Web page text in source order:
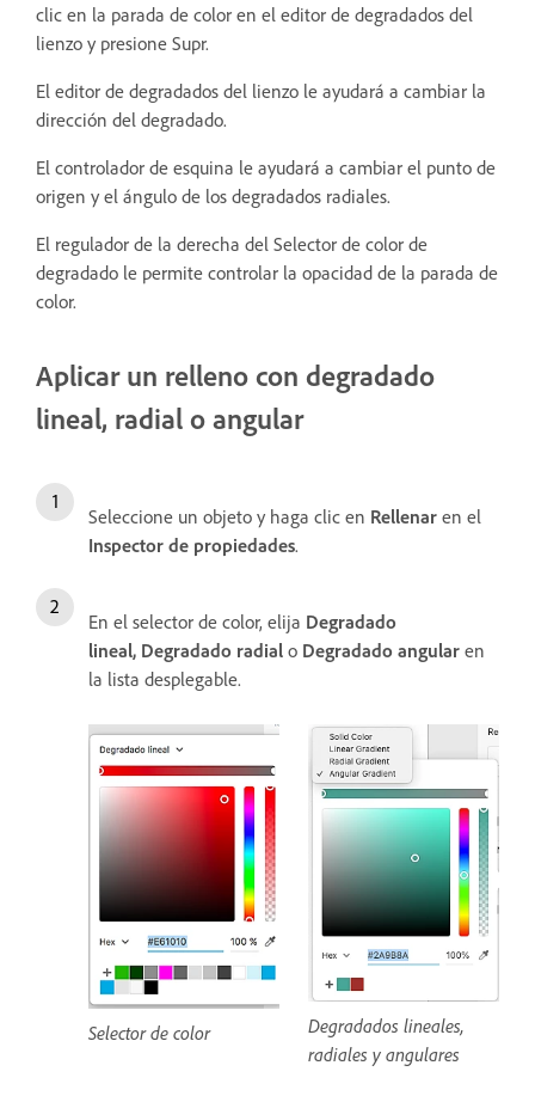
clic en la parada de color en el editor de degradados del
lienzo y presione Supr.
El editor de degradados del lienzo le ayudará a cambiar la
dirección del degradado.
El controlador de esquina le ayudará a cambiar el punto de
origen y el ángulo de los degradados radiales.
El regulador de la derecha del Selector de color de
degradado le permite controlar la opacidad de la parada de
color.
Aplicar un relleno con degradado
lineal, radial o angular
Seleccione un objeto y haga clic en Rellenar en el
Inspector de propiedades.
En el selector de color, elija Degradado
lineal, Degradado radial o Degradado angular en
la lista desplegable.
Selector de color
Degradados lineales,
radiales y angulares